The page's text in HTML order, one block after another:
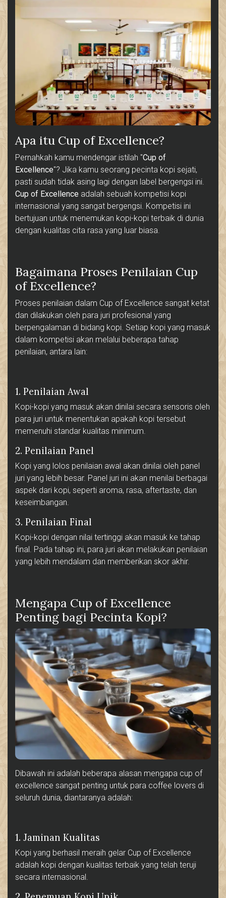
Apa itu Cup of Excellence?
Pernahkah kamu mendengar istilah "Cup of
Excellence"? Jika kamu seorang pecinta kopi sejati,
pasti sudah tidak asing lagi dengan label bergengsi ini.
Cup of Excellence adalah sebuah kompetisi kopi
internasional yang sangat bergengsi. Kompetisi ini
bertujuan untuk menemukan kopi-kopi terbaik di dunia
dengan kualitas cita rasa yang luar biasa.
Bagaimana Proses Penilaian Cup
of Excellence?
Proses penilaian dalam Cup of Excellence sangat ketat
dan dilakukan oleh para juri profesional yang
berpengalaman di bidang kopi. Setiap kopi yang masuk
dalam kompetisi akan melalui beberapa tahap
penilaian, antara lain:
1. Penilaian Awal
Kopi-kopi yang masuk akan dinilai secara sensoris oleh
para juri untuk menentukan apakah kopi tersebut
memenuhi standar kualitas minimum.
2. Penilaian Panel
Kopi yang lolos penilaian awal akan dinilai oleh panel
juri yang lebih besar. Panel juri ini akan menilai berbagai
aspek dari kopi, seperti aroma, rasa, aftertaste, dan
keseimbangan.
3. Penilaian Final
Kopi-kopi dengan nilai tertinggi akan masuk ke tahap
final. Pada tahap ini, para juri akan melakukan penilaian
yang lebih mendalam dan memberikan skor akhir.
Mengapa Cup of Excellence
Penting bagi Pecinta Kopi?
Dibawah ini adalah beberapa alasan mengapa cup of
excellence sangat penting untuk para coffee lovers di
seluruh dunia, diantaranya adalah:
1. Jaminan Kualitas
Kopi yang berhasil meraih gelar Cup of Excellence
adalah kopi dengan kualitas terbaik yang telah teruji
secara internasional.